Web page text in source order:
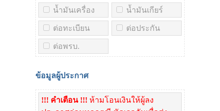
น้ำมันเครื่อง น้ำมันเกียร์
ต่อทะเบียน ต่อประกัน
ต่อพรบ.
ข้อมูลผู้ประกาศ
!!! คำเตือน !!! ห้ามโอนเงินให้ผู้ลง